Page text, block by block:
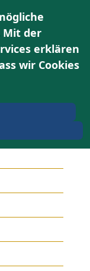
Mit der
erklären
wir Cookies